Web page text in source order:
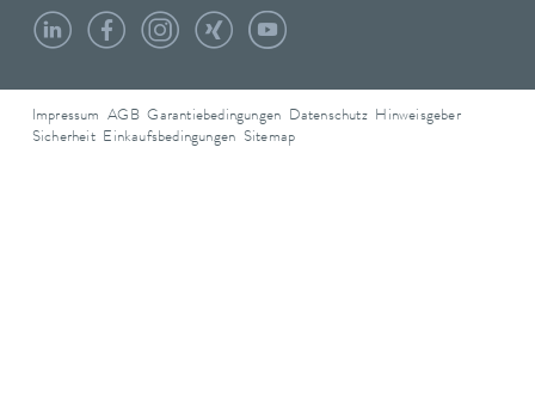
Impressum AGB Garantiebedingungen Datenschutz Hinweisgeber
Sicherheit Einkaufsbedingungen Sitemap